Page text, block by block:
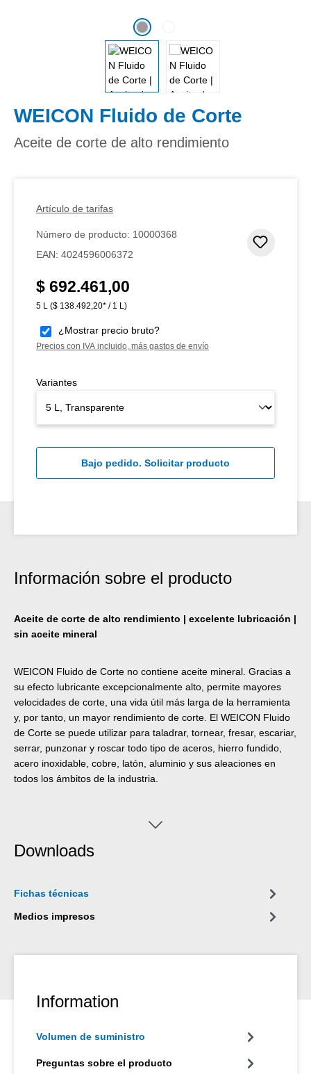
WEICON Fluido de Corte
Aceite de corte de alto rendimiento
Artículo de tarifas
Número de producto: 10000368
EAN: 4024596006372
Precio normal:
$ 692.461,00
5 L ($ 138.492,20* / 1 L)
¿Mostrar precio bruto?
Precios con IVA incluido, más gastos de envío
Variantes
Bajo pedido. Solicitar producto
Información sobre el producto
Aceite de corte de alto rendimiento | excelente lubricación |
sin aceite mineral
WEICON Fluido de Corte no contiene aceite mineral. Gracias a
su efecto lubricante excepcionalmente alto, permite mayores
velocidades de corte, una vida útil más larga de la herramienta
y, por tanto, un mayor rendimiento de corte. El WEICON Fluido
de Corte se puede utilizar para taladrar, tornear, fresar, escariar,
serrar, punzonar y roscar todo tipo de aceros, hierro fundido,
acero inoxidable, cobre, latón, aluminio y sus aleaciones en
todos los ámbitos de la industria.
Downloads
Fichas técnicas
Medios impresos
Information
Volumen de suministro
Preguntas sobre el producto